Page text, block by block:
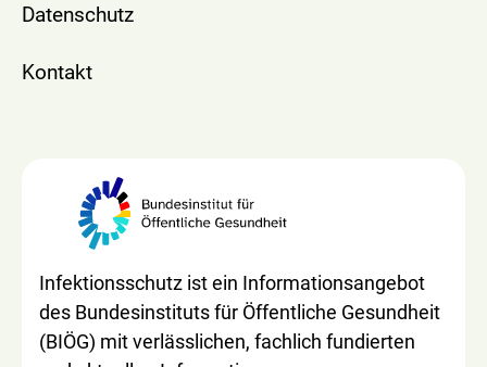
Datenschutz
Kontakt
Infektionsschutz ist ein Informationsangebot
des Bundesinstituts für Öffentliche Gesundheit
(BIÖG) mit verlässlichen, fachlich fundierten